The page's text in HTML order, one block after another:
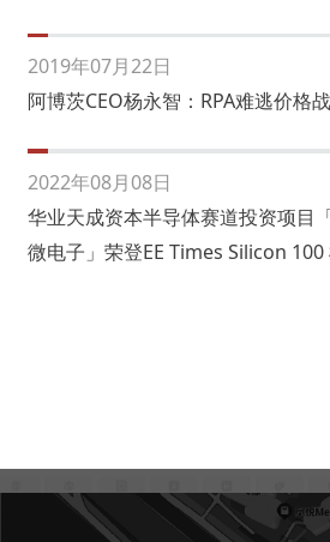
2019年07月22日
阿博茨CEO杨永智：RPA难逃价格
2022年08月08日
华业天成资本半导体赛道投资项目
微电子」荣登EE Times Silicon 100